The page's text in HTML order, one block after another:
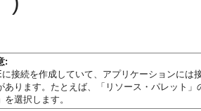
:
に接続を作成していて、アプリケーションに
あります。たとえば、「リソース・パレット
を選択します。